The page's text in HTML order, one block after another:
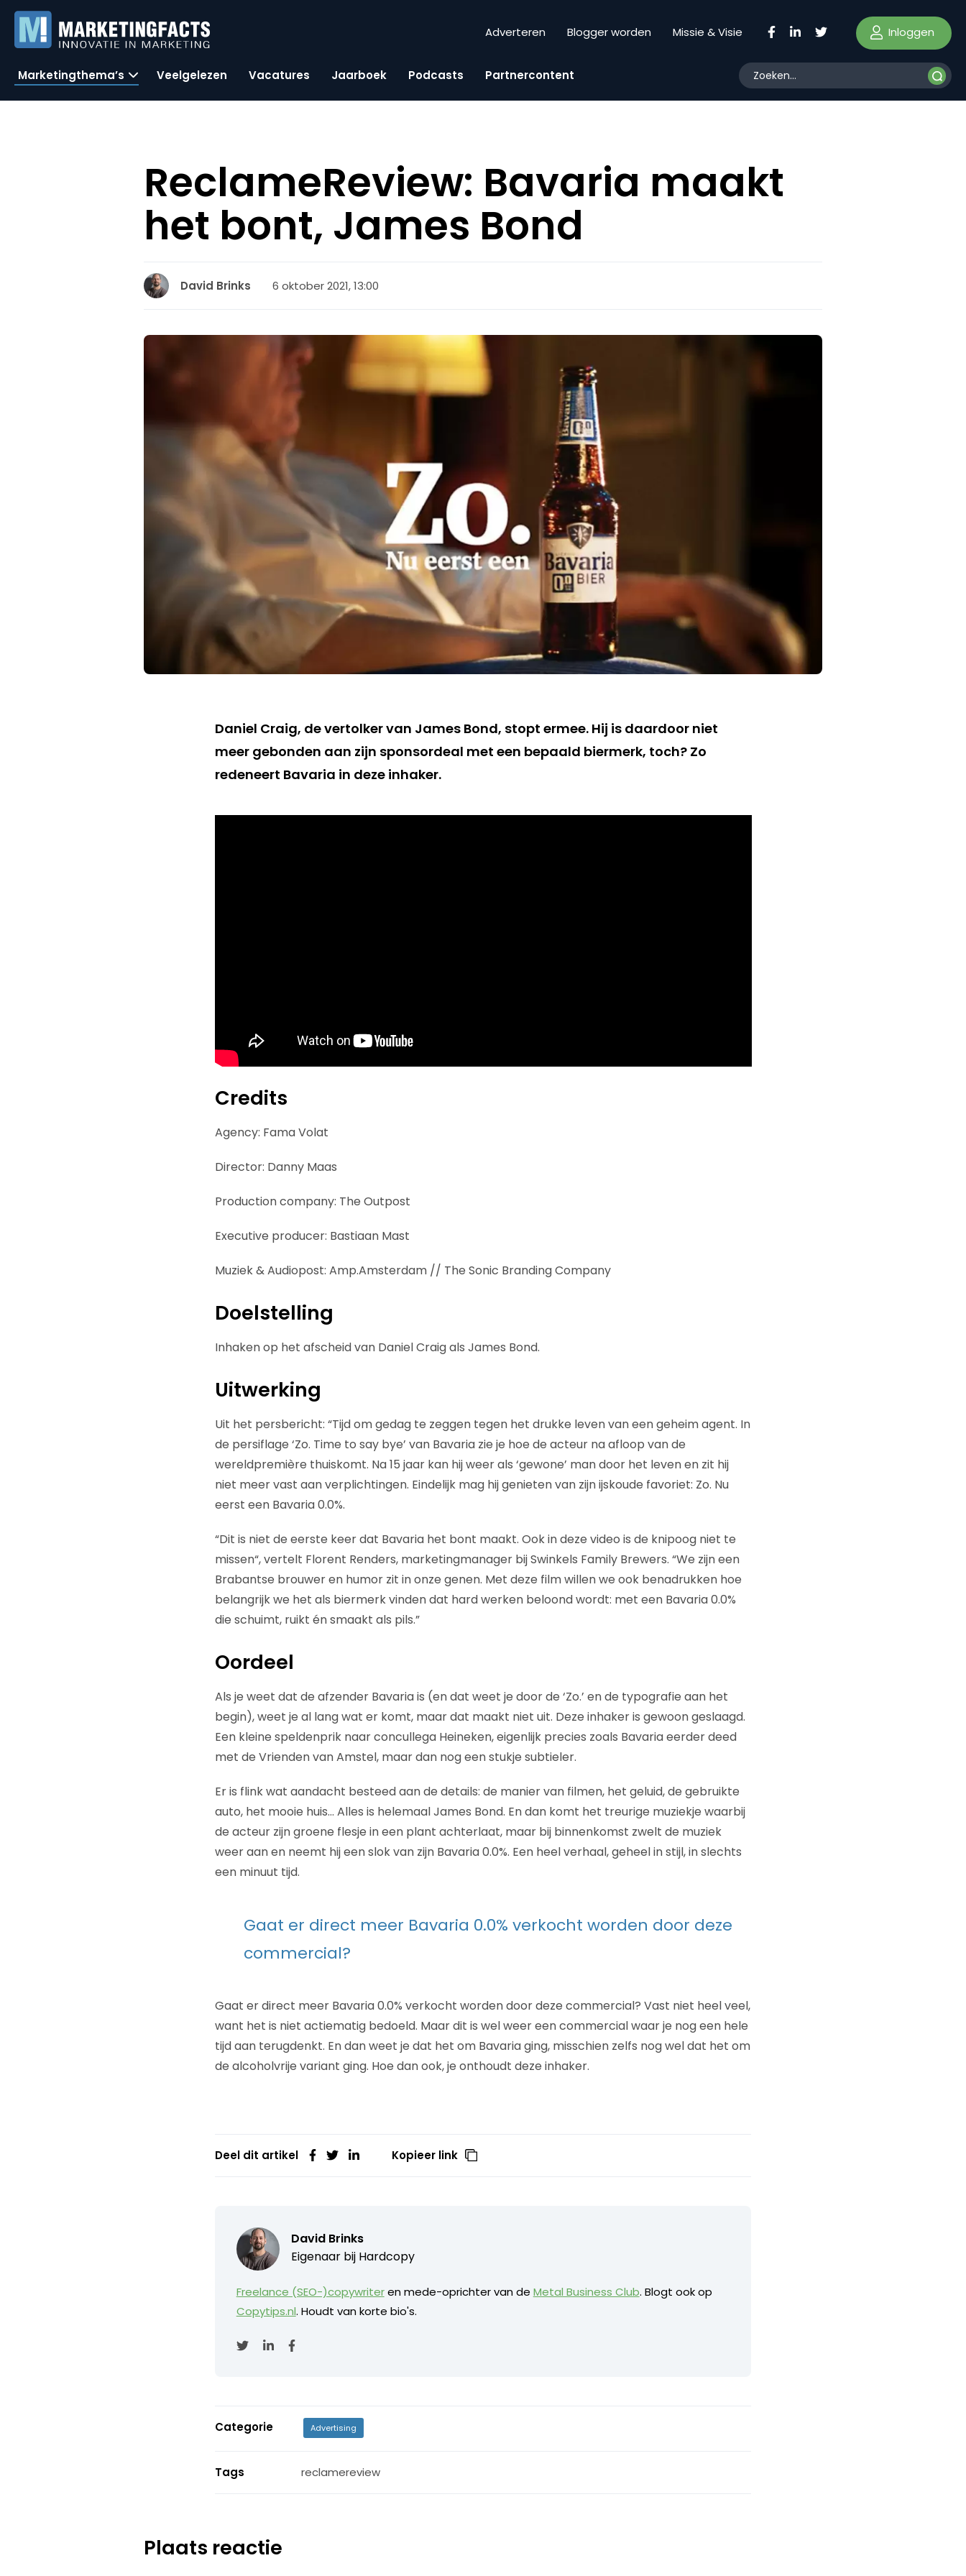
Adverteren Blogger worden Missie & Visie Inloggen
Marketingthema’s Veelgelezen Vacatures Jaarboek Podcasts Partnercontent
ReclameReview: Bavaria maakt
het bont, James Bond
David Brinks 6 oktober 2021, 13:00
Daniel Craig, de vertolker van James Bond, stopt ermee. Hij is daardoor niet
meer gebonden aan zijn sponsordeal met een bepaald biermerk, toch? Zo
redeneert Bavaria in deze inhaker.
Credits
Agency: Fama Volat
Director: Danny Maas
Production company: The Outpost
Executive producer: Bastiaan Mast
Muziek & Audiopost: Amp.Amsterdam // The Sonic Branding Company
Doelstelling
Inhaken op het afscheid van Daniel Craig als James Bond.
Uitwerking
Uit het persbericht: “Tijd om gedag te zeggen tegen het drukke leven van een geheim agent. In
de persiflage ‘Zo. Time to say bye’ van Bavaria zie je hoe de acteur na afloop van de
wereldpremière thuiskomt. Na 15 jaar kan hij weer als ‘gewone’ man door het leven en zit hij
niet meer vast aan verplichtingen. Eindelijk mag hij genieten van zijn ijskoude favoriet: Zo. Nu
eerst een Bavaria 0.0%.
“Dit is niet de eerste keer dat Bavaria het bont maakt. Ook in deze video is de knipoog niet te
missen“, vertelt Florent Renders, marketingmanager bij Swinkels Family Brewers. “We zijn een
Brabantse brouwer en humor zit in onze genen. Met deze film willen we ook benadrukken hoe
belangrijk we het als biermerk vinden dat hard werken beloond wordt: met een Bavaria 0.0%
die schuimt, ruikt én smaakt als pils.”
Oordeel
Als je weet dat de afzender Bavaria is (en dat weet je door de ‘Zo.’ en de typografie aan het
begin), weet je al lang wat er komt, maar dat maakt niet uit. Deze inhaker is gewoon geslaagd.
Een kleine speldenprik naar concullega Heineken, eigenlijk precies zoals Bavaria eerder deed
met de Vrienden van Amstel, maar dan nog een stukje subtieler.
Er is flink wat aandacht besteed aan de details: de manier van filmen, het geluid, de gebruikte
auto, het mooie huis… Alles is helemaal James Bond. En dan komt het treurige muziekje waarbij
de acteur zijn groene flesje in een plant achterlaat, maar bij binnenkomst zwelt de muziek
weer aan en neemt hij een slok van zijn Bavaria 0.0%. Een heel verhaal, geheel in stijl, in slechts
een minuut tijd.
Gaat er direct meer Bavaria 0.0% verkocht worden door deze
commercial?
Gaat er direct meer Bavaria 0.0% verkocht worden door deze commercial? Vast niet heel veel,
want het is niet actiematig bedoeld. Maar dit is wel weer een commercial waar je nog een hele
tijd aan terugdenkt. En dan weet je dat het om Bavaria ging, misschien zelfs nog wel dat het om
de alcoholvrije variant ging. Hoe dan ook, je onthoudt deze inhaker.
Deel dit artikel Kopieer link
David Brinks
Eigenaar bij Hardcopy
Freelance (SEO-)copywriteren mede-oprichter van de Metal Business Club. Blogt ook op
Copytips.nl. Houdt van korte bio's.
Categorie Advertising
Tags reclamereview
Plaats reactie